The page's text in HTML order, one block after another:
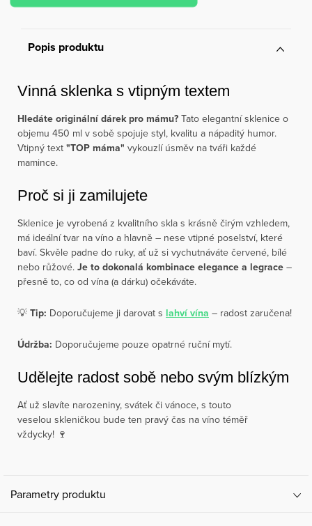
Popis produktu
Vinná sklenka s vtipným textem
Hledáte originální dárek pro mámu? Tato elegantní sklenice o
objemu 450 ml v sobě spojuje styl, kvalitu a nápaditý humor.
Vtipný text "TOP máma" vykouzlí úsměv na tváři každé
mamince.
Proč si ji zamilujete
Sklenice je vyrobená z kvalitního skla s krásně čirým vzhledem,
má ideální tvar na víno a hlavně – nese vtipné poselství, které
baví. Skvěle padne do ruky, ať už si vychutnáváte červené, bílé
nebo růžové. Je to dokonalá kombinace elegance a legrace –
přesně to, co od vína (a dárku) očekáváte.
💡 Tip: Doporučujeme ji darovat s lahví vína – radost zaručena!
Údržba: Doporučujeme pouze opatrné ruční mytí.
Udělejte radost sobě nebo svým blízkým
Ať už slavíte narozeniny, svátek či vánoce, s touto
veselou skleničkou bude ten pravý čas na víno téměř
vždycky! 🍷
Parametry produktu